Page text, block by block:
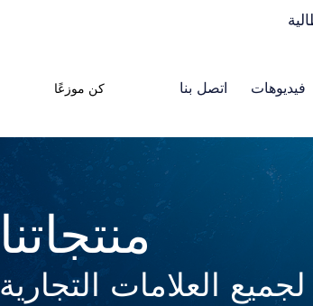
فيديوهات اتصل بنا كن موزعًا
منتجاتنا
لجميع العلامات التجارية